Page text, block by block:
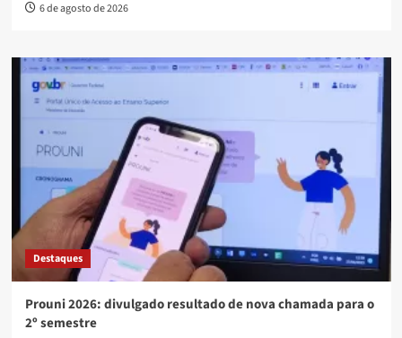
6 de agosto de 2026
Destaques
Prouni 2026: divulgado resultado de nova chamada para o
2º semestre